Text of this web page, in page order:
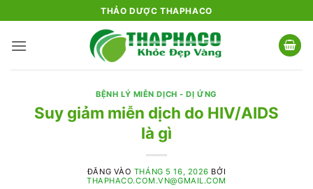
qua
nội
THẢO DƯỢC THAPHACO
BỆNH LÝ MIỄN DỊCH - DỊ ỨNG
Suy giảm miễn dịch do HIV/AIDS
là gì
ĐĂNG VÀO THÁNG 5 16, 2026 BỞI
THAPHACO.COM.VN@GMAIL.COM